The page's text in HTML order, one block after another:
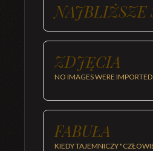
NAJBLIŻSZE
ZDJĘCIA
NO IMAGES WERE
FABUŁA
KIEDY TAJEMNICZY